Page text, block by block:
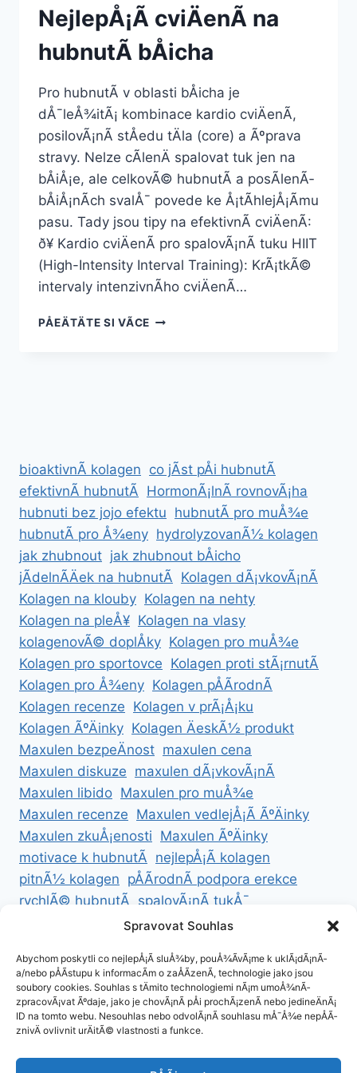
NejlepÅ¡Ã­ cviÄenÃ­ na
hubnutÃ­ bÅicha
Pro hubnutÃ­ v oblasti bÅicha je
dÅ¯leÅ¾itÃ¡ kombinace kardio cviÄenÃ­,
posilovÃ¡nÃ­ stÅedu tÄla (core) a Ãºprava
stravy. Nelze cÃ­lenÄ spalovat tuk jen na
bÅiÅ¡e, ale celkovÃ© hubnutÃ­ a posÃ­lenÃ­
bÅiÅ¡nÃ­ch svalÅ¯ povede ke Å¡tÃ­hlejÅ¡Ã­mu
pasu. Tady jsou tipy na efektivnÃ­ cviÄenÃ­:
ð¥ Kardio cviÄenÃ­ pro spalovÃ¡nÃ­ tuku HIIT
(High-Intensity Interval Training): KrÃ¡tkÃ©
intervaly intenzivnÃ­ho cviÄenÃ­…
PÅEÄTÄTE SI VÃ­CENEJLEPÅ¡Ã­
bioaktivnÃ­ kolagen co jÃ­st pÅi hubnutÃ­
efektivnÃ­ hubnutÃ­ HormonÃ¡lnÃ­ rovnovÃ¡ha
hubnuti bez jojo efektu hubnutÃ­ pro muÅ¾e
hubnutÃ­ pro Å¾eny hydrolyzovanÃ½ kolagen
jak zhubnout jak zhubnout bÅicho
jÃ­delnÃ­Äek na hubnutÃ­ Kolagen dÃ¡vkovÃ¡nÃ­
Kolagen na klouby Kolagen na nehty
Kolagen na pleÅ¥ Kolagen na vlasy
kolagenovÃ© doplÅky Kolagen pro muÅ¾e
Kolagen pro sportovce Kolagen proti stÃ¡rnutÃ­
Kolagen pro Å¾eny Kolagen pÅÃ­rodnÃ­
Kolagen recenze Kolagen v prÃ¡Å¡ku
Kolagen ÃºÄinky Kolagen ÄeskÃ½ produkt
Maxulen bezpeÄnost maxulen cena
Maxulen diskuze maxulen dÃ¡vkovÃ¡nÃ­
Maxulen libido Maxulen pro muÅ¾e
Maxulen recenze Maxulen vedlejÅ¡Ã­ ÃºÄinky
Maxulen zkuÅ¡enosti Maxulen ÃºÄinky
motivace k hubnutÃ­ nejlepÅ¡Ã­ kolagen
pitnÃ½ kolagen pÅÃ­rodnÃ­ podpora erekce
rychlÃ© hubnutÃ­ spalovÃ¡nÃ­ tukÅ¯
ZdravÃ© hubnutÃ­ ZdravÃ© recepty na hubnutÃ­
ZÃ¡sady cookies (EU)
Spravovat Souhlas
Abychom poskytli co nejlepÅ¡Ã­ sluÅ¾by, pouÅ¾Ã­vÃ¡me k uklÃ¡dÃ¡nÃ­
a/nebo pÅÃ­stupu k informacÃ­m o zaÅÃ­zenÃ­, technologie jako jsou
soubory cookies. Souhlas s tÄmito technologiemi nÃ¡m umoÅ¾nÃ­
zpracovÃ¡vat Ãºdaje, jako je chovÃ¡nÃ­ pÅi prochÃ¡zenÃ­ nebo jedineÄnÃ¡
ID na tomto webu. Nesouhlas nebo odvolÃ¡nÃ­ souhlasu mÅ¯Å¾e nepÅÃ­
znivÄ ovlivnit urÄitÃ© vlastnosti a funkce.